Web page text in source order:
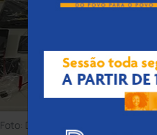
Foto: Divulgação/SSP-BA